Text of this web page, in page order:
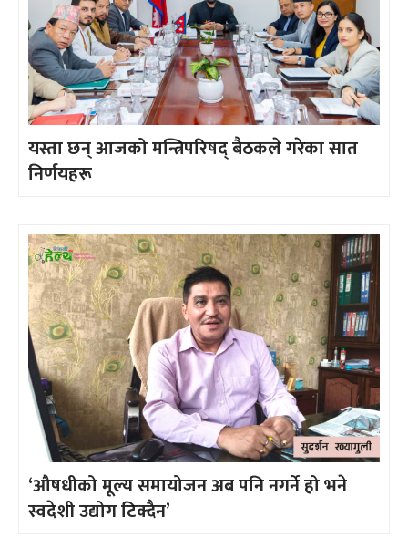
यस्ता छन् आजको मन्त्रिपरिषद् बैठकले गरेका सात
निर्णयहरू
‘औषधीको मूल्य समायोजन अब पनि नगर्ने हो भने
स्वदेशी उद्योग टिक्दैन’